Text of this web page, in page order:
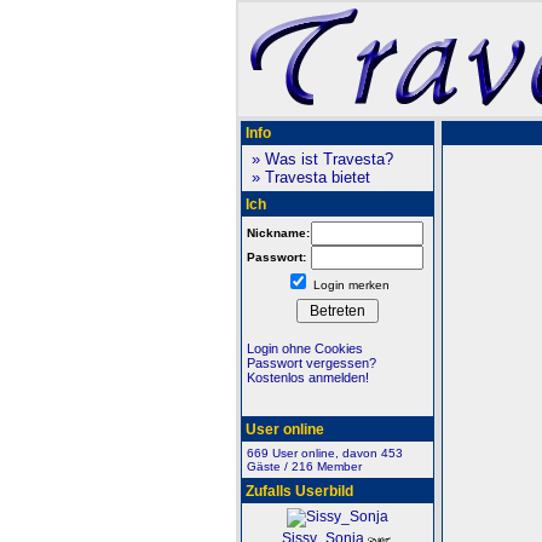
Info
» Was ist Travesta?
» Travesta bietet
Ich
Nickname:
Passwort:
Login merken
Login ohne Cookies
Passwort vergessen?
Kostenlos anmelden!
User online
669 User online, davon 453
Gäste / 216 Member
Zufalls Userbild
Sissy_Sonja